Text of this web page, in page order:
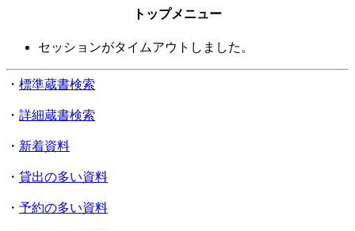
トップメニュー
セッションがタイムアウトしました。
・ 標準蔵書検索
・ 詳細蔵書検索
・ 新着資料
・ 貸出の多い資料
・ 予約の多い資料